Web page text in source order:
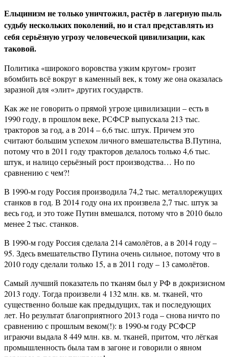
Ельцинизм не только уничтожил, растёр в лагерную пыль
судьбу нескольких поколений, но и стал представлять из
себя серьёзную угрозу человеческой цивилизации, как
таковой.
Политика «широкого воровства узким кругом» грозит
вбомбить всё вокруг в каменный век, к тому же она оказалась
заразной для «элит» других государств.
Как же не говорить о прямой угрозе цивилизации – есть в
1990 году, в прошлом веке, РСФСР выпускала 213 тыс.
тракторов за год, а в 2014 – 6,6 тыс. штук. Причем это
считают большим успехом личного вмешательства В.Путина,
потому что в 2011 году тракторов делалось только 4,6 тыс.
штук, и налицо серьёзный рост производства… Но по
сравнению с чем?!
В 1990-м году Россия производила 74,2 тыс. металлорежущих
станков в год. В 2014 году она их произвела 2,7 тыс. штук за
весь год, и это тоже Путин вмешался, потому что в 2010 было
менее 2 тыс. станков.
В 1990-м году Россия сделала 214 самолётов, а в 2014 году –
95. Здесь вмешательство Путина очень сильное, потому что в
2010 году сделали только 15, а в 2011 году – 13 самолётов.
Самый лучший показатель по тканям был у РФ в докризисном
2013 году. Тогда произвели 4 132 млн. кв. м. тканей, что
существенно больше как предыдущих, так и последующих
лет. Но результат благоприятного 2013 года – снова ничто по
сравнению с прошлым веком(!): в 1990-м году РСФСР
играючи выдала 8 449 млн. кв. м. тканей, притом, что лёгкая
промышленность была там в загоне и говорили о явном